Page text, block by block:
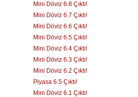
Mini Döviz 6.8 Çıktı!
Mini Döviz 6.7 Çıktı!
Mini Döviz 6.6 Çıktı!
Mini Döviz 6.5 Çıktı!
Mini Döviz 6.4 Çıktı!
Mini Döviz 6.3 Çıktı!
Mini Döviz 6.2 Çıktı!
Piyasa 6.5 Çıktı!
Mini Döviz 6.1 Çıktı!